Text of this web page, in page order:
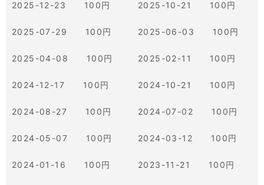
2025-12-23 100円 2025-10-21 100円
2025-07-29 100円 2025-06-03 100円
2025-04-08 100円 2025-02-11 100円
2024-12-17 100円 2024-10-21 100円
2024-08-27 100円 2024-07-02 100円
2024-05-07 100円 2024-03-12 100円
2024-01-16 100円 2023-11-21 100円